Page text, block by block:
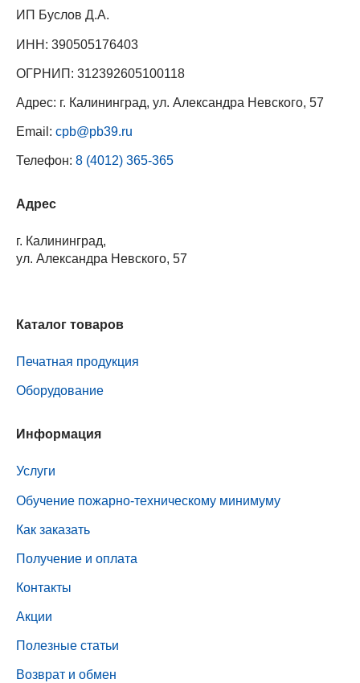
ИП Буслов Д.А.
ИНН: 390505176403
ОГРНИП: 312392605100118
Адрес: г. Калининград, ул. Александра Невского, 57
Email: cpb@pb39.ru
Телефон: 8 (4012) 365-365
Адрес
г. Калининград,
ул. Александра Невского, 57
Каталог товаров
Печатная продукция
Оборудование
Информация
Услуги
Обучение пожарно-техническому минимуму
Как заказать
Получение и оплата
Контакты
Акции
Полезные статьи
Возврат и обмен